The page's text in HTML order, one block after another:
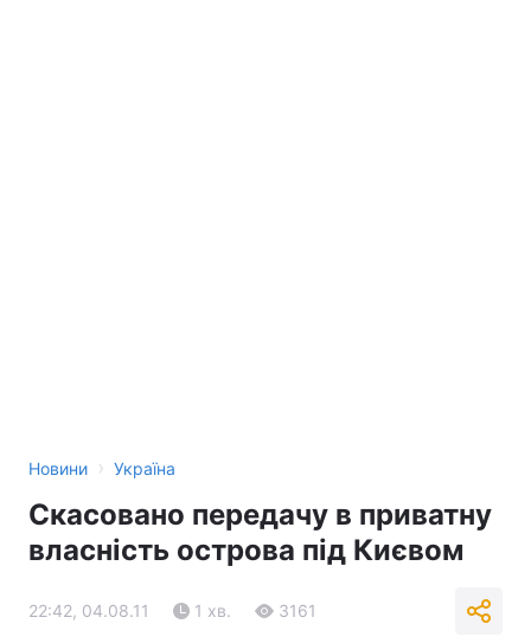
Новини › Україна
Скасовано передачу в приватну
власність острова під Києвом
22:42, 04.08.11 1 хв. 3161